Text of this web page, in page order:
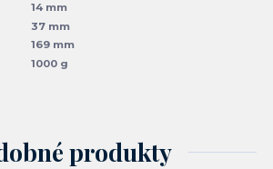
14 mm
37 mm
169 mm
1000 g
produkty